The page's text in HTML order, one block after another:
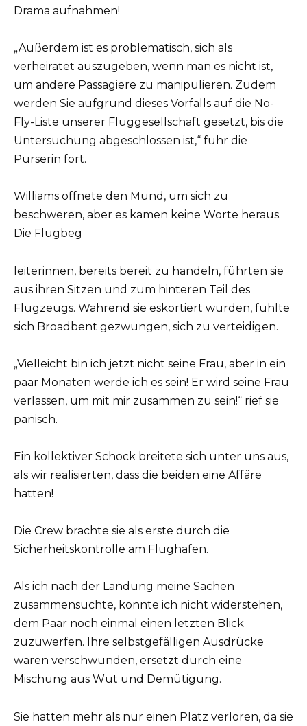
Drama aufnahmen!
„Außerdem ist es problematisch, sich als
verheiratet auszugeben, wenn man es nicht ist,
um andere Passagiere zu manipulieren. Zudem
werden Sie aufgrund dieses Vorfalls auf die No-
Fly-Liste unserer Fluggesellschaft gesetzt, bis die
Untersuchung abgeschlossen ist,“ fuhr die
Purserin fort.
Williams öffnete den Mund, um sich zu
beschweren, aber es kamen keine Worte heraus.
Die Flugbeg
leiterinnen, bereits bereit zu handeln, führten sie
aus ihren Sitzen und zum hinteren Teil des
Flugzeugs. Während sie eskortiert wurden, fühlte
sich Broadbent gezwungen, sich zu verteidigen.
„Vielleicht bin ich jetzt nicht seine Frau, aber in ein
paar Monaten werde ich es sein! Er wird seine Frau
verlassen, um mit mir zusammen zu sein!“ rief sie
panisch.
Ein kollektiver Schock breitete sich unter uns aus,
als wir realisierten, dass die beiden eine Affäre
hatten!
Die Crew brachte sie als erste durch die
Sicherheitskontrolle am Flughafen.
Als ich nach der Landung meine Sachen
zusammensuchte, konnte ich nicht widerstehen,
dem Paar noch einmal einen letzten Blick
zuzuwerfen. Ihre selbstgefälligen Ausdrücke
waren verschwunden, ersetzt durch eine
Mischung aus Wut und Demütigung.
Sie hatten mehr als nur einen Platz verloren, da sie